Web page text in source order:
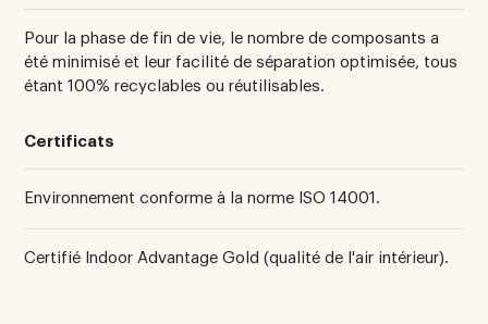
Pour la phase de fin de vie, le nombre de composants a
été minimisé et leur facilité de séparation optimisée, tous
étant 100% recyclables ou réutilisables.
Certificats
Environnement conforme à la norme ISO 14001.
Certifié Indoor Advantage Gold (qualité de l'air intérieur).